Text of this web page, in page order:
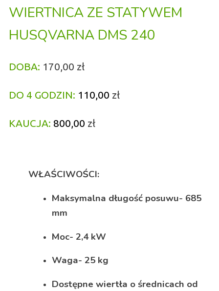
WIERTNICA ZE STATYWEM
HUSQVARNA DMS 240
DOBA: 170,00 zł
DO 4 GODZIN: 11 0,00 zł
KAUCJA: 800,00 zł
WŁAŚCIWOŚCI:
Maksymalna długość posuwu- 685
mm
Moc- 2,4 kW
Waga- 25 kg
Dostępne wiertła o średnicach od